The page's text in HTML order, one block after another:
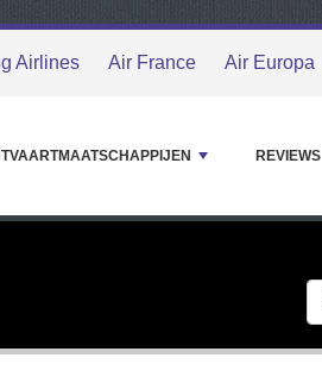
Airlines Air France Air Europa
REVIEWS